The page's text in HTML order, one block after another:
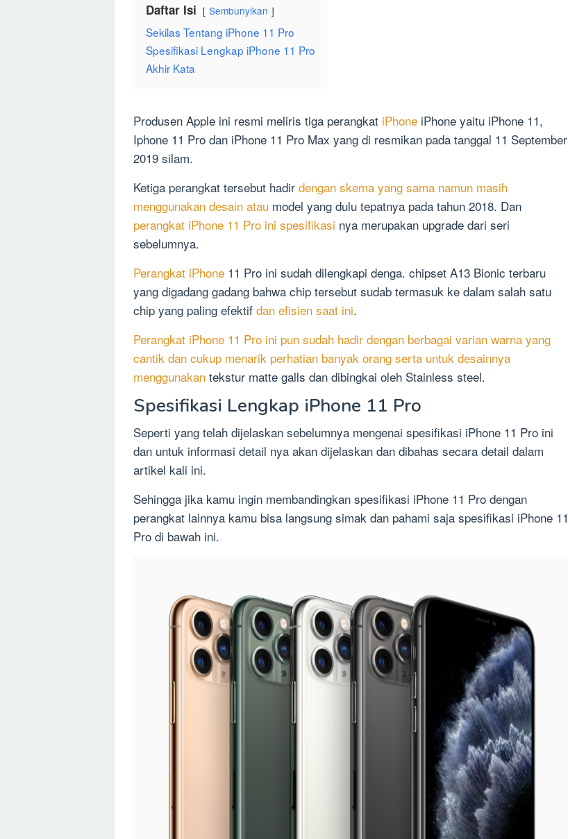
Daftar Isi Sembunyikan
Sekilas Tentang iPhone 11 Pro
Spesifikasi Lengkap iPhone 11 Pro
Akhir Kata
Produsen Apple ini resmi meliris tiga perangkat iPhone iPhone yaitu iPhone 11,
Iphone 11 Pro dan iPhone 11 Pro Max yang di resmikan pada tanggal 11 September
2019 silam.
Ketiga perangkat tersebut hadir dengan skema yang sama namun masih
menggunakan desain atau model yang dulu tepatnya pada tahun 2018. Dan
perangkat iPhone 11 Pro ini spesifikasi nya merupakan upgrade dari seri
sebelumnya.
Perangkat iPhone 11 Pro ini sudah dilengkapi denga. chipset A13 Bionic terbaru
yang digadang gadang bahwa chip tersebut sudab termasuk ke dalam salah satu
chip yang paling efektif dan efisien saat ini.
Perangkat iPhone 11 Pro ini pun sudah hadir dengan berbagai varian warna yang
cantik dan cukup menarik perhatian banyak orang serta untuk desainnya
menggunakan tekstur matte galls dan dibingkai oleh Stainless steel.
Spesifikasi Lengkap iPhone 11 Pro
Seperti yang telah dijelaskan sebelumnya mengenai spesifikasi iPhone 11 Pro ini
dan untuk informasi detail nya akan dijelaskan dan dibahas secara detail dalam
artikel kali ini.
Sehingga jika kamu ingin membandingkan spesifikasi iPhone 11 Pro dengan
perangkat lainnya kamu bisa langsung simak dan pahami saja spesifikasi iPhone 11
Pro di bawah ini.